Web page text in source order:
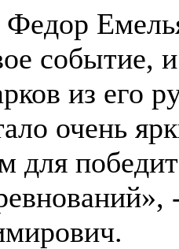
событие,
из его
очень
для